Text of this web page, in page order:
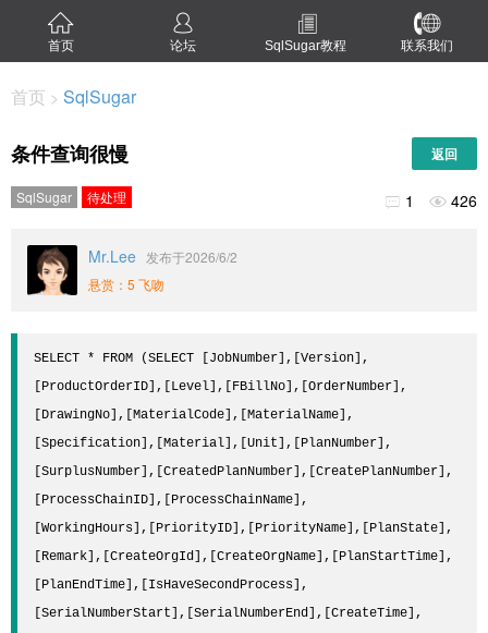
首页 论坛 SqlSugar教程 联系我们
首页 > SqlSugar
条件查询很慢 返回
SqlSugar 待处理  1  426
Mr.Lee 发布于2026/6/2
悬赏：5 飞吻
SELECT * FROM (SELECT [JobNumber],[Version],
[ProductOrderID],[Level],[FBillNo],[OrderNumber],
[DrawingNo],[MaterialCode],[MaterialName],
[Specification],[Material],[Unit],[PlanNumber],
[SurplusNumber],[CreatedPlanNumber],[CreatePlanNumber],
[ProcessChainID],[ProcessChainName],
[WorkingHours],[PriorityID],[PriorityName],[PlanState],
[Remark],[CreateOrgId],[CreateOrgName],[PlanStartTime],
[PlanEndTime],[IsHaveSecondProcess],
[SerialNumberStart],[SerialNumberEnd],[CreateTime],